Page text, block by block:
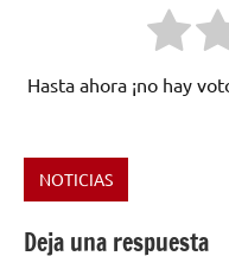
Hasta ahora ¡no hay
Etiquetado
big
NOTICIAS
Deja una respuesta